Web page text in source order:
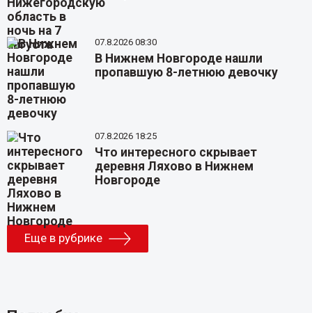
07.8.2026 08:30
В Нижнем Новгороде нашли
пропавшую 8-летнюю девочку
07.8.2026 18:25
Что интересного скрывает
деревня Ляхово в Нижнем
Новгороде
Еще в рубрике